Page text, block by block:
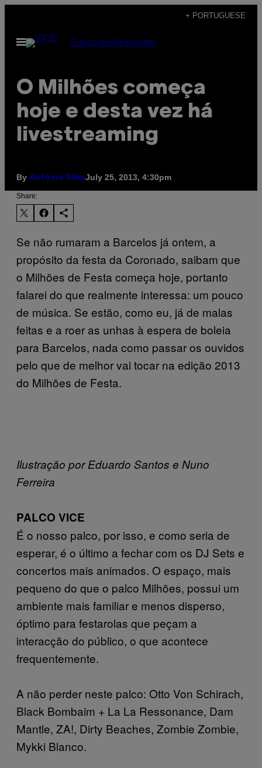
content
+ PORTUGUESE
Open
Menu
SubscribeNewsletter
O Milhões começa
hoje e desta vez há
livestreaming
By António SilvaJuly 25, 2013, 4:30pm
Share:
Se não rumaram a Barcelos já ontem, a
propósito da festa da Coronado, saibam que
o Milhões de Festa começa hoje, portanto
falarei do que realmente interessa: um pouco
de música. Se estão, como eu, já de malas
feitas e a roer as unhas à espera de boleia
para Barcelos, nada como passar os ouvidos
pelo que de melhor vai tocar na edição 2013
do Milhões de Festa.
Ilustração por Eduardo Santos e Nuno
Ferreira
PALCO VICE
É o nosso palco, por isso, e como seria de
esperar, é o último a fechar com os DJ Sets e
concertos mais animados. O espaço, mais
pequeno do que o palco Milhões, possui um
ambiente mais familiar e menos disperso,
óptimo para festarolas que peçam a
interacção do público, o que acontece
frequentemente.
A não perder neste palco: Otto Von Schirach,
Black Bombaim + La La Ressonance, Dam
Mantle, ZA!, Dirty Beaches, Zombie Zombie,
Mykki Blanco.